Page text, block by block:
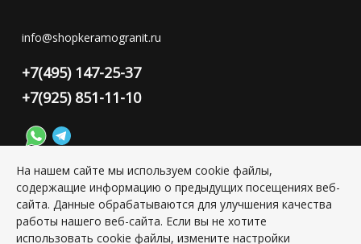
info@shopkeramogranit.ru
+7(495) 147-25-37
+7(925) 851-11-10
Конфиденциальность персональной информации
Copyright © 2026 ИП Григорьян Юлия Сергеевна, ИНН:
На нашем сайте мы используем cookie файлы,
содержащие информацию о предыдущих посещениях веб-
сайта. Данные обрабатываются для улучшения качества
работы нашего веб-сайта. Если вы не хотите
использовать cookie файлы, измените настройки